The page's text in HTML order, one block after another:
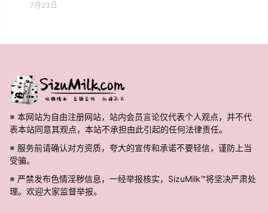
7月23日
※ 本网站为自由注册网站，站内会员言论仅代表个人观点，并不代
表本站同意其观点，本站不承担由此引起的任何法律责任。
※ 服务前请确认对方资质，夸大的宣传和承诺不要轻信，谨防上当
受骗。
※ 严禁发布色情淫秽信息，一经举报核实，SizuMilk™将坚决严肃处
理。欢迎大家监督举报。